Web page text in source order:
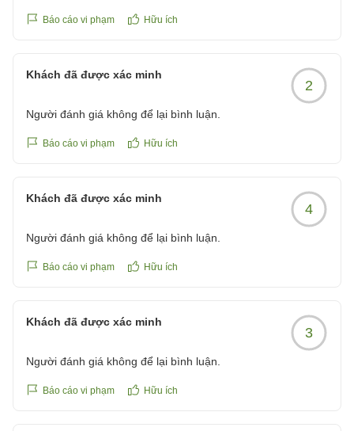
Báo cáo vi phạm Hữu ích
Khách đã được xác minh
2
Người đánh giá không để lại bình luận.
Báo cáo vi phạm Hữu ích
Khách đã được xác minh
4
Người đánh giá không để lại bình luận.
Báo cáo vi phạm Hữu ích
Khách đã được xác minh
3
Người đánh giá không để lại bình luận.
Báo cáo vi phạm Hữu ích